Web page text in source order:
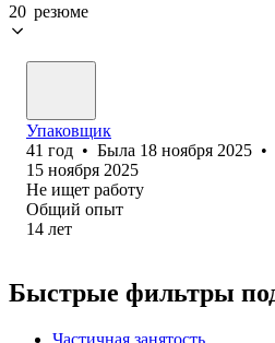
20 резюме
Упаковщик
41 год • Была 18 ноября 2025 •
15 ноября 2025
Не ищет работу
Общий опыт
14 лет
Быстрые фильтры
Частичная занятость